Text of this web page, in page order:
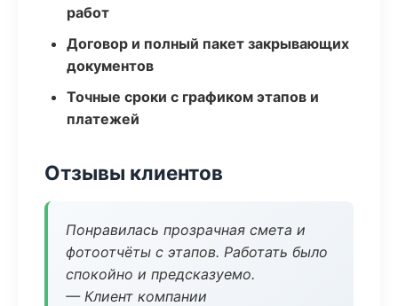
работ
Договор и полный пакет закрывающих
документов
Точные сроки с графиком этапов и
платежей
Отзывы клиентов
Понравилась прозрачная смета и
фотоотчёты с этапов. Работать было
спокойно и предсказуемо.
— Клиент компании